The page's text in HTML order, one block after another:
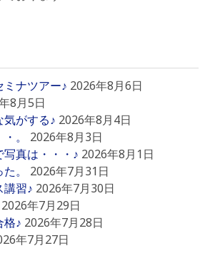
ナツアー♪ 2026年8月6日
8月5日
がする♪ 2026年8月4日
。
2026年8月3日
真は・・・♪ 2026年8月1日
。
2026年7月31日
講習♪ 2026年7月30日
2026年7月29日
格♪ 2026年7月28日
年7月27日